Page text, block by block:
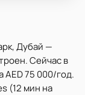
Дубай —
Сейчас в
AED 75 000/год.
(12 мин на